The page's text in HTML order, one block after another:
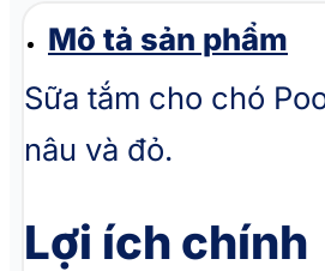
Mô tả sản phẩm
Sữa tắm cho chó
nâu và đỏ.
Lợi ích chính
Red
Brown
Dog
lượng